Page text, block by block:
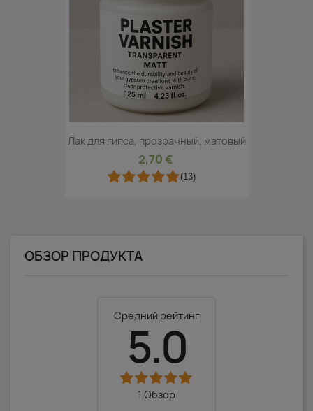
Лак для гипса, прозрачный, матовый
2,70 €
(13)
ОБЗОР ПРОДУКТА
Средний рейтинг
5.0
1 Обзор